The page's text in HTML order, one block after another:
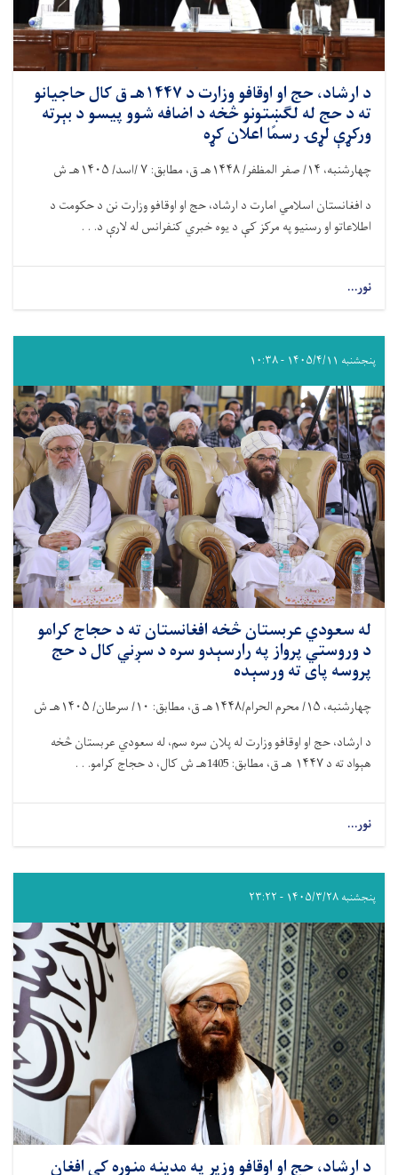
د ارشاد، حج او اوقافو وزارت د ۱۴۴۷هـ ق کال حاجیانو
ته د حج له لګښتونو څخه د اضافه شوو پیسو د بېرته
ورکړې لړۍ رسمًا اعلان کړه
چهارشنبه، ۱۴/ صفر المظفر/۱۴۴۸هـ ق، مطابق: ۷ / اسد/۱۴۰۵هـ ش
د افغانستان اسلامي امارت د ارشاد، حج او اوقافو وزارت نن د حکومت د
اطلاعاتو او رسنیو په مرکز کې د یوه خبري کنفرانس له لارې د. . .
نور...
پنجشنبه ۱۴۰۵/۴/۱۱ - ۱۰:۳۸
له سعودي عربستان څخه افغانستان ته د حجاج کرامو
د وروستي پرواز په رارسېدو سره د سږني کال د حج
پروسه پای ته ورسېده
چهارشنبه، ۱۵/ محرم الحرام/۱۴۴۸هـ ق، مطابق: ۱۰/ سرطان/۱۴۰۵هـ ش
د ارشاد، حج او اوقافو وزارت له پلان سره سم، له سعودي عربستان څخه
هېواد ته د۱۴۴۷ هـ ق، مطابق: 1405هـ ش کال، د حجاج کرامو. . .
نور...
پنجشنبه ۱۴۰۵/۳/۲۸ - ۲۳:۲۲
د ارشاد، حج او اوقافو وزیر په مدینه منوره کې افغان